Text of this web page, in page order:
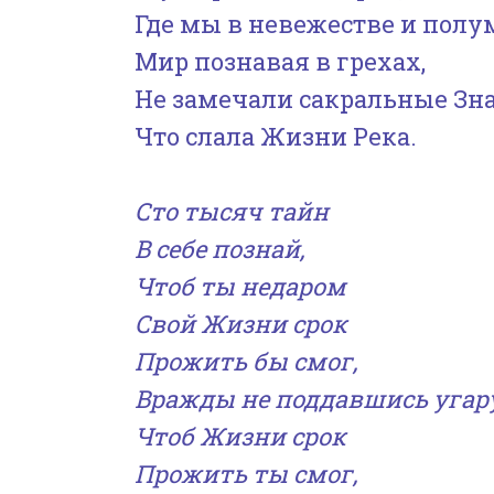
Где мы в невежестве и
Мир познавая в грехах,
Не замечали сакральные
Что слала Жизни Река.
Сто тысяч тайн
В себе познай,
Чтоб ты недаром
Свой Жизни срок
Прожить бы смог,
Вражды не поддавшись
Чтоб Жизни срок
Прожить ты смог,